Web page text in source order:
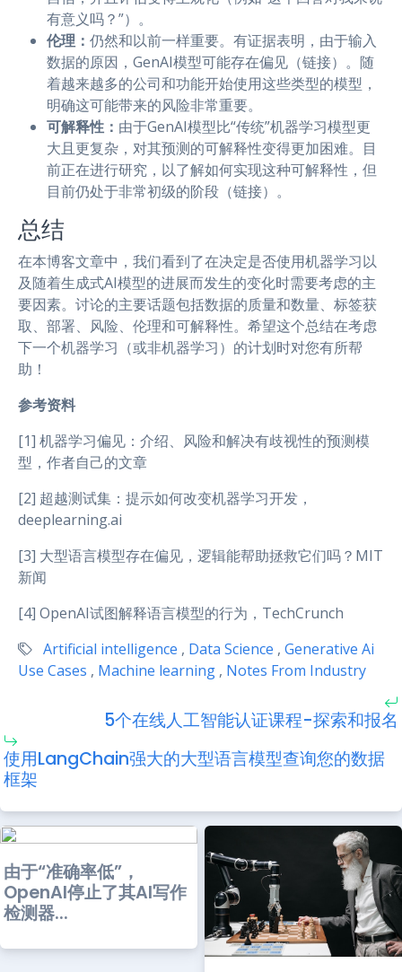
有意义吗？”）。
伦理： 仍然和以前一样重要。有证据表明，由于输入
数据的原因，GenAI模型可能存在偏见（链接）。随
着越来越多的公司和功能开始使用这些类型的模型，
明确这可能带来的风险非常重要。
可解释性： 由于GenAI模型比“传统”机器学习模型更
大且更复杂，对其预测的可解释性变得更加困难。目
前正在进行研究，以了解如何实现这种可解释性，但
目前仍处于非常初级的阶段（链接）。
总结
在本博客文章中，我们看到了在决定是否使用机器学习以
及随着生成式AI模型的进展而发生的变化时需要考虑的主
要因素。讨论的主要话题包括数据的质量和数量、标签获
取、部署、风险、伦理和可解释性。希望这个总结在考虑
下一个机器学习（或非机器学习）的计划时对您有所帮
助！
参考资料
[1] 机器学习偏见：介绍、风险和解决有歧视性的预测模
型，作者自己的文章
[2] 超越测试集：提示如何改变机器学习开发，
deeplearning.ai
[3] 大型语言模型存在偏见，逻辑能帮助拯救它们吗？MIT
新闻
[4] OpenAI试图解释语言模型的行为，TechCrunch
Artificial intelligence , Data Science , Generative Ai
Use Cases , Machine learning , Notes From Industry
5个在线人工智能认证课程-探索和报名
使用LangChain强大的大型语言模型查询您的数据
框架
由于“准确率低”，
OpenAI停止了其AI写作
检测器...